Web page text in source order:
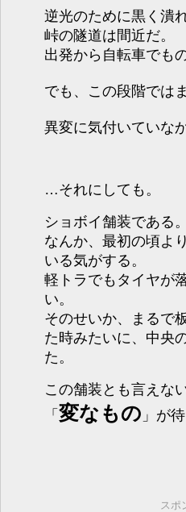
逆光のために黒く潰
峠の隧道は間近だ。
出発から自転車でも
でも、この段階ではま
異変に気付いていな
…それにしても。
ショボイ舗装である。
なんか、最初の頃よ
いる気がする。
軽トラでもタイヤが
い。
そのせいか、まるで
た時みたいに、中央
た。
この舗装とも言えな
「 変なもの 」が
スポ